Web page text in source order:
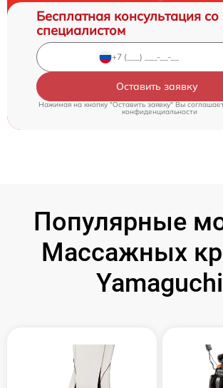
Бесплатная консультация со
специалистом
Оставить заявку
Нажимая на кнопку "Оставить заявку" Вы
конфиденциальности
Популярные
Массажных
Yamaguchi